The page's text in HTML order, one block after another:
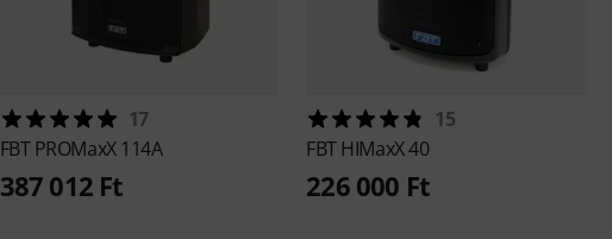
17
FBTPROMaxX 114A
387 012 Ft
15
FBTHIMaxX 40
226 000 Ft